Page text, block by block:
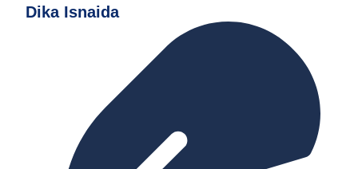
Dika Isnaida